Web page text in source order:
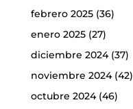
febrero 2025(36)
enero 2025(27)
diciembre 2024(37)
noviembre 2024(42)
octubre 2024(46)